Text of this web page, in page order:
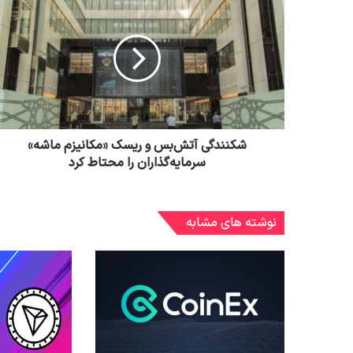
شکنندگی آتش‌بس و ریسک «مکانیزم ماشه»
سرمایه‌گذاران را محتاط کرد
نوشته های مشابه